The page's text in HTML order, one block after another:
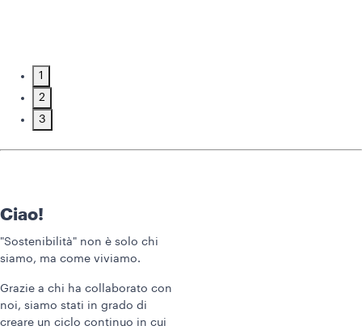
1
2
3
Ciao!
"Sostenibilità" non è solo chi
siamo, ma come viviamo.
Grazie a chi ha collaborato con
noi, siamo stati in grado di
creare un ciclo continuo in cui